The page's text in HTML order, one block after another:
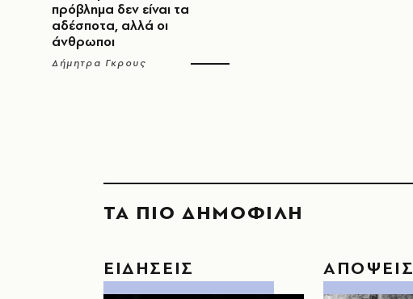
πρόβλημα δεν είναι τα
αδέσποτα, αλλά οι
άνθρωποι
Δήμητρα Γκρους
ΤΑ ΠΙΟ ΔΗΜΟΦΙΛΗ
ΕΙΔΗΣΕΙΣ ΑΠΟΨΕΙΣ